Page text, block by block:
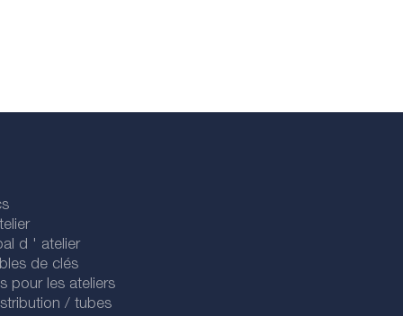
d ' atelier
de clés
pour les ateliers
/ tubes